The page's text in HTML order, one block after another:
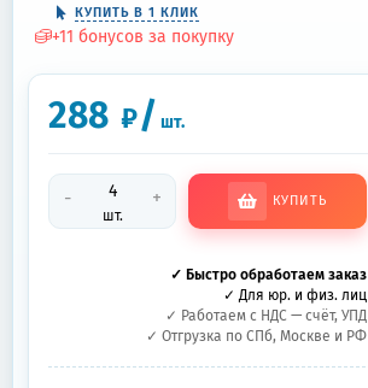
КУПИТЬ В 1 КЛИК
+11 бонусов за покупку
288 ₽/ шт.
-
шт.
+ КУПИТЬ
✓ Быстро обработаем заказ
✓ Для юр. и физ. лиц
✓ Работаем с НДС — счёт, УПД
✓ Отгрузка по СПб, Москве и РФ